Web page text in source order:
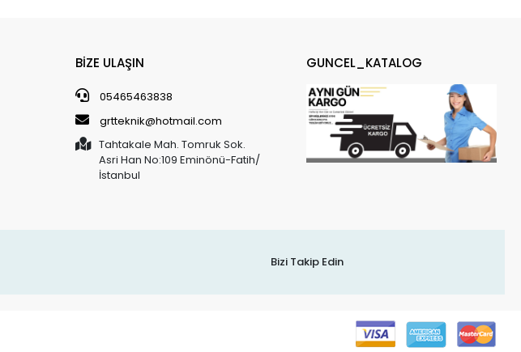
BİZE ULAŞIN
05465463838
grtteknik@hotmail.com
Tahtakale Mah. Tomruk Sok.
Asri Han No:109 Eminönü-Fatih/
İstanbul
GUNCEL_KATALOG
Bizi Takip Edin